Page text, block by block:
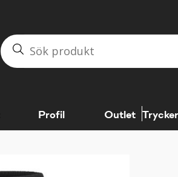
Profil Outlet